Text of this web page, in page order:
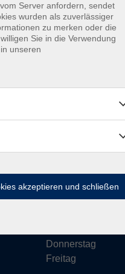
Montag
Donnerstag
Freitag
Server anfordern, sendet
wurden als zuverlässiger
zu merken oder die
Sie in die Verwendung
unseren
akzeptieren und schließen